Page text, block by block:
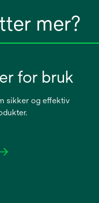
mer?
for bruk
sikker og effektiv